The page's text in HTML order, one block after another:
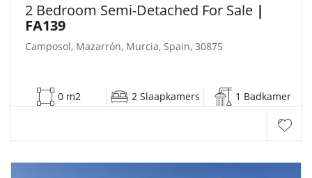
2 Bedroom Semi-Detached For Sale |
FA139
Camposol, Mazarrón, Murcia, Spain, 30875
0 m2 2 Slaapkamers 1 Badkamer